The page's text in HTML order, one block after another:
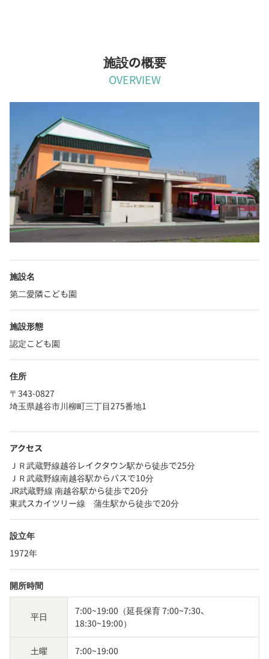
施設の概要
OVERVIEW
施設名
第二愛隣こども園
施設形態
認定こども園
住所
〒343-0827
埼玉県越谷市川柳町三丁目275番地1
アクセス
ＪＲ武蔵野線越谷レイクタウン駅から徒歩で25分
ＪＲ武蔵野線南越谷駅からバスで10分
JR武蔵野線 南越谷駅から徒歩で20分
東武スカイツリー線 蒲生駅から徒歩で20分
設立年
1972年
開所時間
平日
7:00~19:00（延長保育 7:00~7:30、
18:30~19:00）
土曜 7:00~19:00